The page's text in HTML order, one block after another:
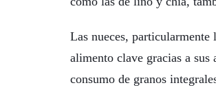
Las nueces, particularmente
alimento clave gracias a sus
consumo de granos